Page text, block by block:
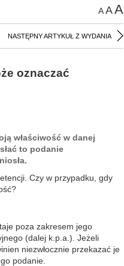
AAA
NASTĘPNY ARTYKUŁ Z WYDANIA
oznaczać
właściwość w danej
to podanie
Czy w przypadku, gdy
poza zakresem jego
(dalej k.p.a.). Jeżeli
niezwłocznie przekazać je
podanie.